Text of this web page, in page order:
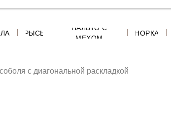
РЫСЬ
ПАЛЬТО С
МЕХОМ
НОРКА
с диагональной раскладкой